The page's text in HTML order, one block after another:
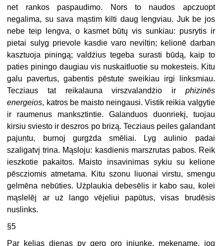
net rankos paspaudimo. Nors to naudos apczuopt
negalima, su sava mąstim kilti daug lengviau. Juk be jos
nebe teip lengva, o kasmet būtų vis sunkiau: pusrytis ir
pietai sulyg prievole kasdie varo neviltin; kelionē darban
kasztuoja piningą; valdżius tegeba surasti būdą, kaip to
paties piningo daugiau vis nuskaitluotie su mokesteis. Kitu
galu pavertus, gabentis pēstute sweikiau irgi linksmiau.
Tecziaus tat reikalauna virszvalandżio ir phizinēs
energeios, katros be maisto neingausi. Vistik reikia valgytie
ir raumenus manksztintie. Galanduos duonriekį, tuojau
kirsiu sviesto ir deszros po brizą. Tecziaus peiles galandant
pajuntu, burnoj gurgżda smēliai. Lyg aulinio padai
szaligatvį trina. Mąsloju: kasdienis marszrutas pabos. Reik
ieszkotie pakaitos. Maisto insavinimas sykiu su kelione
pēscziomis atmetama. Kitu szonu liuonai virstu, smengu
gelmēna nebūties. Użplaukia debesēlis ir kabo sau, kolei
mąslelēj ar uż lango vējeliui papūtus, visas brudēsis
nuslinks.
§5
Par kelias dienas py gero oro injunkę, mekename, jog